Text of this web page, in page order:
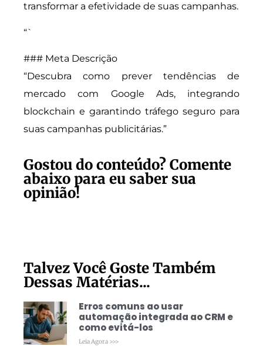
transformar a efetividade de suas campanhas.
“`
### Meta Descrição
“Descubra como prever tendências de
mercado com Google Ads, integrando
blockchain e garantindo tráfego seguro para
suas campanhas publicitárias.”
Gostou do conteúdo? Comente
abaixo para eu saber sua
opinião!
Talvez Você Goste Também
Dessas Matérias...
Erros comuns ao usar
automação integrada ao CRM e
como evitá-los
Leia Agora >>>